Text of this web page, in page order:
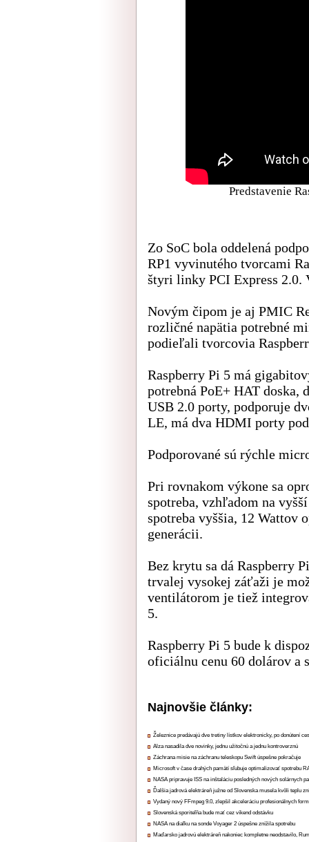
Predstavenie
Zo SoC bola oddelená
RP1 vyvinutého tvorcami
štyri linky PCI Express 2.0.
Novým čipom je aj PMIC
rozličné napätia potrebné
podieľali tvorcovia
Raspberry Pi 5 má
potrebná PoE+ HAT doska,
USB 2.0 porty, podporuje
LE, má dva HDMI porty
Podporované sú rýchle
Pri rovnakom výkone sa
spotreba, vzhľadom na
spotreba vyššia, 12 Wattov
generácii.
Bez krytu sa dá Raspberry
trvalej vysokej záťaži je
ventilátorom je tiež
5.
Raspberry Pi 5 bude k
oficiálnu cenu 60 dolárov a
Najnovšie články:
Železnice predávajú dve tretiny lístkov elektronicky, po donútení
Alza nasadila dve novinky, jednu užitočnú a jednu kontroverznú
Záchrana misie na záchranu teleskopu Swift úspešne pokračuje
Microsoft v čase drahých pamätí sľubuje optimalizovať spotrebu
NASA pripravuje ISS na inštaláciu posledných nových solárnych
Ďalšia jadrová elektráreň južne od Slovenska musela kvôli teplu
Vydaný nový FFmpeg 9.0, zlepšil akceleráciu profesionálnych
Slovenská sporiteľňa bude mať cez víkend odstávku
NASA na diaľku na sonde Voyager 2 úspešne znížila spotrebu
Maďarsko jadrovú elektráreň nakoniec kompletne neodstavilo,